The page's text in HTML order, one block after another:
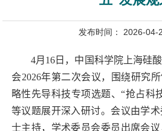
发布时间： 2026-04-
4月 16 日，中国科学院上海硅
会2026年第二次会议，围绕研究
略性先导科技专项选题、“抢占科
等议题展开深入研讨。会议由学
士主持，学术委员会委员出席会